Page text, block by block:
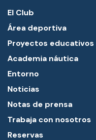
El Club
Área deportiva
Proyectos educativos
Academia náutica
Entorno
Noticias
Notas de prensa
Trabaja con nosotros
Reservas